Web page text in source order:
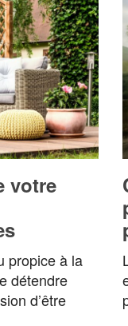
votre
propice à la
détendre
d’être